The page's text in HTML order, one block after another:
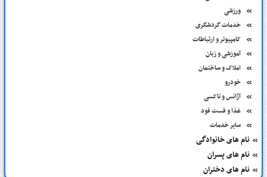
ورزشی
خدمات گردشگری
کامپیوتر و ارتباطات
آموزشی و زبان
املاک و ساختمان
خودرو
آژانس و تاکسی
غذا و فست فود
سایر خدمات
نام های خانوادگی
نام های پسران
نام های دختران